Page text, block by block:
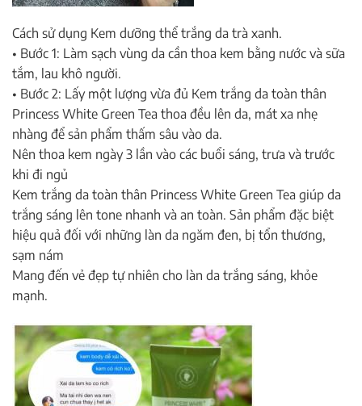
Cách sử dụng Kem dưỡng thể trắng da trà xanh.
• Bước 1: Làm sạch vùng da cần thoa kem bằng nước và sữa
tắm, lau khô người.
• Bước 2: Lấy một lượng vừa đủ Kem trắng da toàn thân
Princess White Green Tea thoa đều lên da, mát xa nhẹ
nhàng để sản phẩm thấm sâu vào da.
Nên thoa kem ngày 3 lần vào các buổi sáng, trưa và trước
khi đi ngủ
Kem trắng da toàn thân Princess White Green Tea giúp da
trắng sáng lên tone nhanh và an toàn. Sản phẩm đặc biệt
hiệu quả đối với những làn da ngăm đen, bị tổn thương,
sạm nám
Mang đến vẻ đẹp tự nhiên cho làn da trắng sáng, khỏe
mạnh.